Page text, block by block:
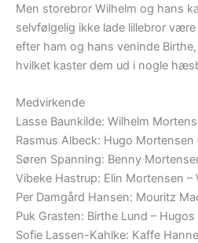
Men storebror Wilhelm og hans
selvfølgelig ikke lade lillebror
efter ham og hans veninde
hvilket kaster dem ud i nogle
Medvirkende
Lasse Baunkilde: Wilhelm
Rasmus Albeck: Hugo Mortensen
Søren Spanning: Benny
Vibeke Hastrup: Elin Mortensen
Per Damgård Hansen: Mouritz
Puk Grasten: Birthe Lund –
Sofie Lassen-Kahlke: Kaffe